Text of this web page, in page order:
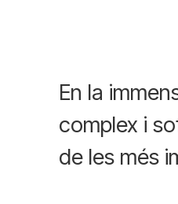
En la
complex i
de les més